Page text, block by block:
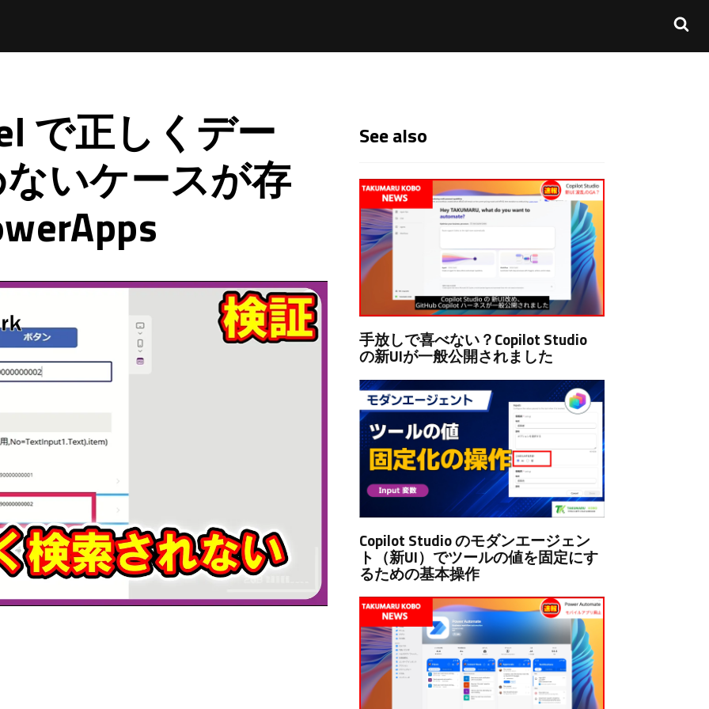
で正しくデー
いケースが存
See also
手放しで喜べない？Copilot Studio
の新UIが一般公開されました
Copilot Studio のモダンエージェン
ト（新UI）でツールの値を固定にす
るための基本操作